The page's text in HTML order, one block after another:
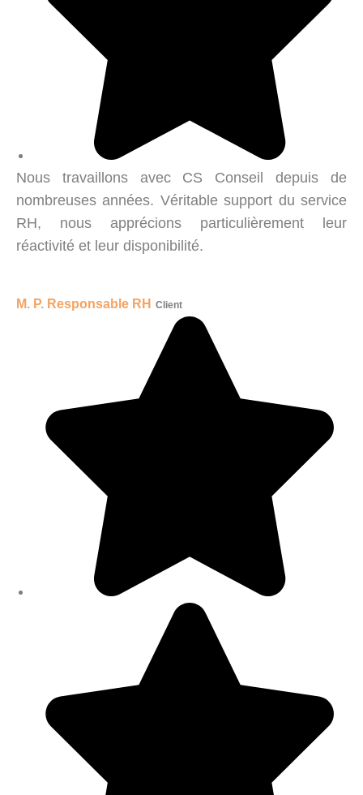
Nous travaillons avec CS Conseil depuis de
nombreuses années. Véritable support du service
RH, nous apprécions particulièrement leur
réactivité et leur disponibilité.
M. P. Responsable RH Client